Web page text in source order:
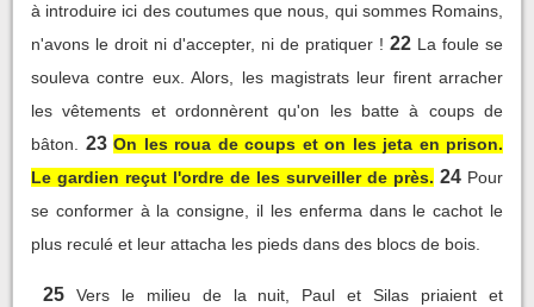
à introduire ici des coutumes que nous, qui sommes Romains,
n'avons le droit ni d'accepter, ni de pratiquer ! 22 La foule se
souleva contre eux. Alors, les magistrats leur firent arracher
les vêtements et ordonnèrent qu'on les batte à coups de
bâton.
23 On les roua de coups et on les jeta en prison.
Le gardien reçut l'ordre de les surveiller de près. 24 Pour
se conformer à la consigne, il les enferma dans le cachot le
plus reculé et leur attacha les pieds dans des blocs de bois.
25
Vers le milieu de la nuit, Paul et Silas priaient et